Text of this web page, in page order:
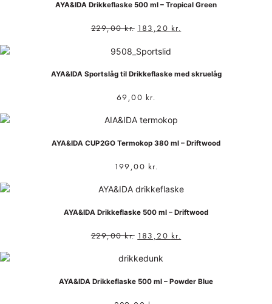
AYA&IDA Drikkeflaske 500 ml – Tropical Green
229,00kr. 183,20 kr.
AYA&IDA Sportslåg til Drikkeflaske med skruelåg
69,00 kr.
AYA&IDA CUP2GO Termokop 380 ml – Driftwood
199,00 kr.
AYA&IDA Drikkeflaske 500 ml – Driftwood
229,00kr. 183,20 kr.
AYA&IDA Drikkeflaske 500 ml – Powder Blue